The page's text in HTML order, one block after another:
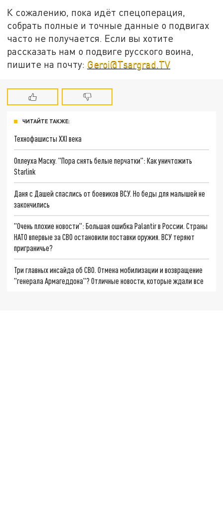
К сожалению, пока идёт спецоперация,
собрать полные и точные данные о подвигах
часто не получается. Если вы хотите
рассказать нам о подвиге русского воина,
пишите на почту: Geroi@Tsargrad.TV
ЧИТАЙТЕ ТАКЖЕ:
Технофашисты XXI века
Оплеуха Маску. "Пора снять белые перчатки": Как уничтожить
Starlink
Даня с Дашей спаслись от боевиков ВСУ. Но беды для малышей не
закончились
"Очень плохие новости": Большая ошибка Palantir в России. Страны
НАТО впервые за СВО остановили поставки оружия. ВСУ теряют
приграничье?
Три главных инсайда об СВО. Отмена мобилизации и возвращение
"генерала Армагеддона"? Отличные новости, которые ждали все